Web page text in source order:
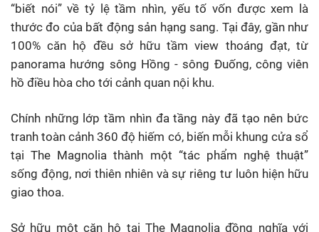
“biết nói” về tỷ lệ tầm nhìn, yếu tố vốn được xem là
thước đo của bất động sản hạng sang. Tại đây, gần như
100% căn hộ đều sở hữu tầm view thoáng đạt, từ
panorama hướng sông Hồng - sông Đuống, công viên
hồ điều hòa cho tới cảnh quan nội khu.
Chính những lớp tầm nhìn đa tầng này đã tạo nên bức
tranh toàn cảnh 360 độ hiếm có, biến mỗi khung cửa sổ
tại The Magnolia thành một “tác phẩm nghệ thuật”
sống động, nơi thiên nhiên và sự riêng tư luôn hiện hữu
giao thoa.
Sở hữu một căn hộ tại The Magnolia đồng nghĩa với